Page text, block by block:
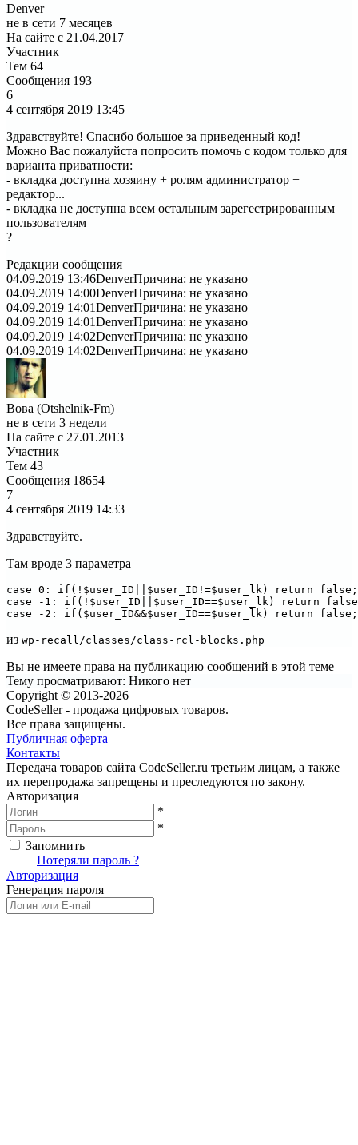
Denver
не в сети 7 месяцев
На сайте с 21.04.2017
Участник
Тем 64
Сообщения 193
6
4 сентября 2019 13:45
Здравствуйте! Спасибо большое за приведенный код!
Можно Вас пожалуйста попросить помочь с кодом только для
варианта приватности:
- вкладка доступна хозяину + ролям администратор +
редактор...
- вкладка не доступна всем остальным зарегестрированным
пользователям
?
Редакции сообщения
04.09.2019 13:46DenverПричина: не указано
04.09.2019 14:00DenverПричина: не указано
04.09.2019 14:01DenverПричина: не указано
04.09.2019 14:01DenverПричина: не указано
04.09.2019 14:02DenverПричина: не указано
04.09.2019 14:02DenverПричина: не указано
Вова (Otshelnik-Fm)
не в сети 3 недели
На сайте с 27.01.2013
Участник
Тем 43
Сообщения 18654
7
4 сентября 2019 14:33
Здравствуйте.
Там вроде 3 параметра
case 0: if(!$user_ID||$user_ID!=$user_lk) return false;
case -1: if(!$user_ID||$user_ID==$user_lk) return false;
case -2: if($user_ID&&$user_ID==$user_lk) return false;
из wp-recall/classes/class-rcl-blocks.php
Вы не имеете права на публикацию сообщений в этой теме
Тему просматривают: Никого нет
Copyright © 2013-2026
CodeSeller - продажа цифровых товаров.
Все права защищены.
Публичная оферта
Контакты
Передача товаров сайта CodeSeller.ru третьим лицам, а также
их перепродажа запрещены и преследуются по закону.
Авторизация
*
*
Запомнить
Потеряли пароль ?
Авторизация
Генерация пароля